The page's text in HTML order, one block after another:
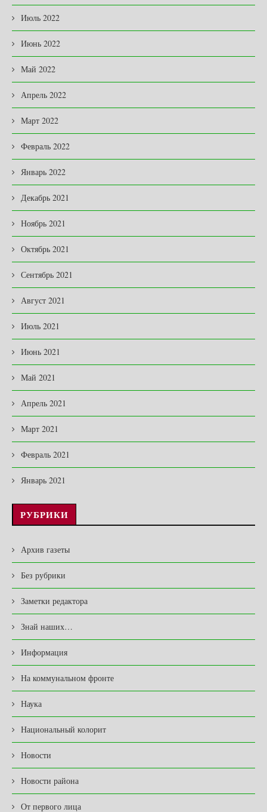
Июль 2022
Июнь 2022
Май 2022
Апрель 2022
Март 2022
Февраль 2022
Январь 2022
Декабрь 2021
Ноябрь 2021
Октябрь 2021
Сентябрь 2021
Август 2021
Июль 2021
Июнь 2021
Май 2021
Апрель 2021
Март 2021
Февраль 2021
Январь 2021
РУБРИКИ
Архив газеты
Без рубрики
Заметки редактора
Знай наших…
Информация
На коммунальном фронте
Наука
Национальный колорит
Новости
Новости района
От первого лица